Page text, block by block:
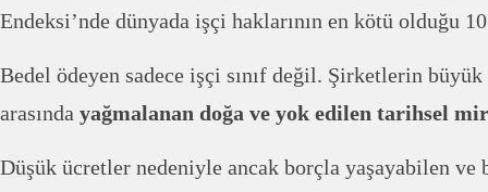
Endeksi’nde dünyada işçi haklarının en kötü olduğu
Bedel ödeyen sadece işçi sınıf değil. Şirketlerin
arasında yağmalanan doğa ve yok edilen tarihsel
Düşük ücretler nedeniyle ancak borçla yaşayabilen ve